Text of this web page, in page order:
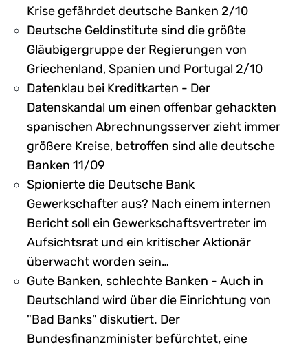
Krise gefährdet deutsche Banken 2/10
Deutsche Geldinstitute sind die größte
Gläubigergruppe der Regierungen von
Griechenland, Spanien und Portugal 2/10
Datenklau bei Kreditkarten - Der
Datenskandal um einen offenbar gehackten
spanischen Abrechnungsserver zieht immer
größere Kreise, betroffen sind alle deutsche
Banken 11/09
Spionierte die Deutsche Bank
Gewerkschafter aus? Nach einem internen
Bericht soll ein Gewerkschaftsvertreter im
Aufsichtsrat und ein kritischer Aktionär
überwacht worden sein…
Gute Banken, schlechte Banken - Auch in
Deutschland wird über die Einrichtung von
"Bad Banks" diskutiert. Der
Bundesfinanzminister befürchtet, eine